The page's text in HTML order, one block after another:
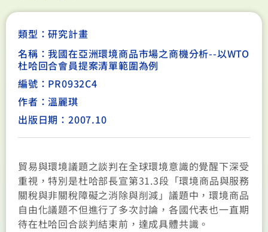
類型：研究計畫
名稱：我國在亞洲環境商品市場之商機分析--以WTO
杜哈回合會員提案清單範圍為例
編號：PR0932C4
作者：溫麗琪
出版日期：2007.10
貿易與環境議題之談判在全球環境意識的覺醒下深受
重視，特別是杜哈部長宣第31.3段「環境商品與服務
關稅與非關稅障礙之消除與削減」議題中，環境商品
自由化議題不但進行了多次討論，各國代表也一直期
待在杜哈回合談判結束前，達成具體共識。